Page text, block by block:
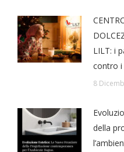
LILT: i
contro
8
della